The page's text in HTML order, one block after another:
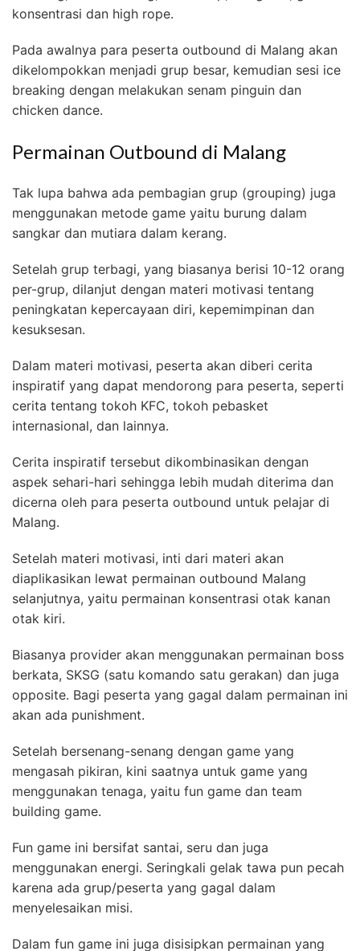
konsentrasi dan high rope.
Pada awalnya para peserta outbound di Malang akan
dikelompokkan menjadi grup besar, kemudian sesi ice
breaking dengan melakukan senam pinguin dan
chicken dance.
Permainan Outbound di Malang
Tak lupa bahwa ada pembagian grup (grouping) juga
menggunakan metode game yaitu burung dalam
sangkar dan mutiara dalam kerang.
Setelah grup terbagi, yang biasanya berisi 10-12 orang
per-grup, dilanjut dengan materi motivasi tentang
peningkatan kepercayaan diri, kepemimpinan dan
kesuksesan.
Dalam materi motivasi, peserta akan diberi cerita
inspiratif yang dapat mendorong para peserta, seperti
cerita tentang tokoh KFC, tokoh pebasket
internasional, dan lainnya.
Cerita inspiratif tersebut dikombinasikan dengan
aspek sehari-hari sehingga lebih mudah diterima dan
dicerna oleh para peserta outbound untuk pelajar di
Malang.
Setelah materi motivasi, inti dari materi akan
diaplikasikan lewat permainan outbound Malang
selanjutnya, yaitu permainan konsentrasi otak kanan
otak kiri.
Biasanya provider akan menggunakan permainan boss
berkata, SKSG (satu komando satu gerakan) dan juga
opposite. Bagi peserta yang gagal dalam permainan ini
akan ada punishment.
Setelah bersenang-senang dengan game yang
mengasah pikiran, kini saatnya untuk game yang
menggunakan tenaga, yaitu fun game dan team
building game.
Fun game ini bersifat santai, seru dan juga
menggunakan energi. Seringkali gelak tawa pun pecah
karena ada grup/peserta yang gagal dalam
menyelesaikan misi.
Dalam fun game ini juga disisipkan permainan yang